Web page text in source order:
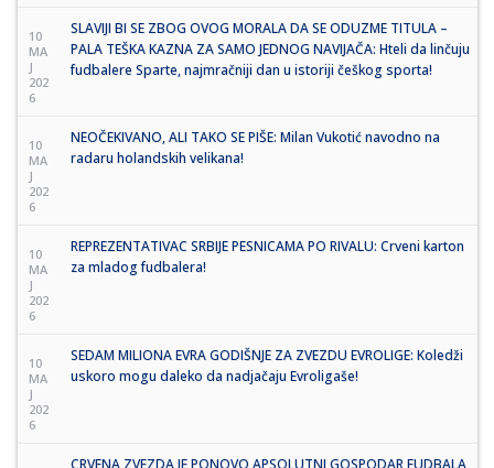
10
MA
J
202
6
SLAVIJI BI SE ZBOG OVOG MORALA DA SE ODUZME TITULA –
PALA TEŠKA KAZNA ZA SAMO JEDNOG NAVIJAČA: Hteli da linčuju
fudbalere Sparte, najmračniji dan u istoriji češkog sporta!
10
MA
J
202
6
NEOČEKIVANO, ALI TAKO SE PIŠE: Milan Vukotić navodno na
radaru holandskih velikana!
10
MA
J
202
6
REPREZENTATIVAC SRBIJE PESNICAMA PO RIVALU: Crveni karton
za mladog fudbalera!
10
MA
J
202
6
SEDAM MILIONA EVRA GODIŠNJE ZA ZVEZDU EVROLIGE: Koledži
uskoro mogu daleko da nadjačaju Evroligaše!
CRVENA ZVEZDA JE PONOVO APSOLUTNI GOSPODAR FUDBALA